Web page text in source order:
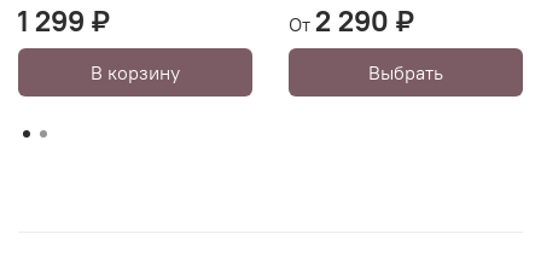
1 299 ₽
В корзину
От 2 290 ₽
Выбрать